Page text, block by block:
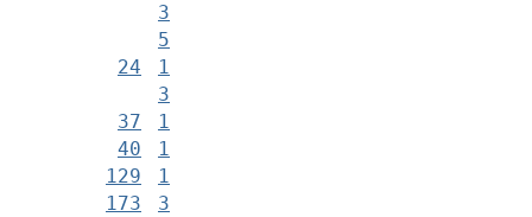
3
5
24
1
3
37
1
40
129
1
173
1
3